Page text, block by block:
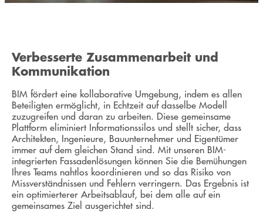
Verbesserte Zusammenarbeit und
Kommunikation
BIM fördert eine kollaborative Umgebung, indem es allen
Beteiligten ermöglicht, in Echtzeit auf dasselbe Modell
zuzugreifen und daran zu arbeiten. Diese gemeinsame
Plattform eliminiert Informationssilos und stellt sicher, dass
Architekten, Ingenieure, Bauunternehmer und Eigentümer
immer auf dem gleichen Stand sind. Mit unseren BIM-
integrierten Fassadenlösungen können Sie die Bemühungen
Ihres Teams nahtlos koordinieren und so das Risiko von
Missverständnissen und Fehlern verringern. Das Ergebnis ist
ein optimierterer Arbeitsablauf, bei dem alle auf ein
gemeinsames Ziel ausgerichtet sind.